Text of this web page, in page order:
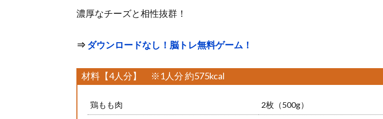
濃厚なチーズと相性抜群！
⇒ダウンロードなし！脳トレ無料ゲーム！
材料【4人分】 ※1人分 約575kcal
鶏もも肉 2枚（500g）